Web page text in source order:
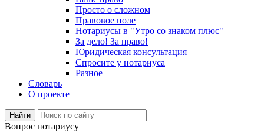
Просто о сложном
Правовое поле
Нотариусы в "Утро со знаком плюс"
За дело! За право!
Юридическая консультация
Спросите у нотариуса
Разное
Словарь
О проекте
Вопрос нотариусу